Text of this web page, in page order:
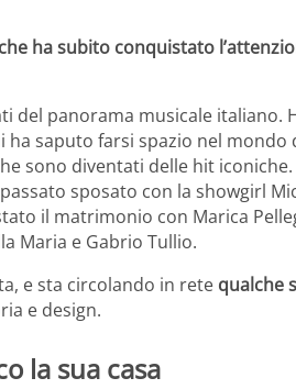
ha subito conquistato
del panorama musicale italiano.
ha saputo farsi spazio nel mondo
sono diventati delle hit
sposato con la showgirl
il matrimonio con Marica
Maria e Gabrio Tullio.
e sta circolando in rete qualche
e design.
la sua casa